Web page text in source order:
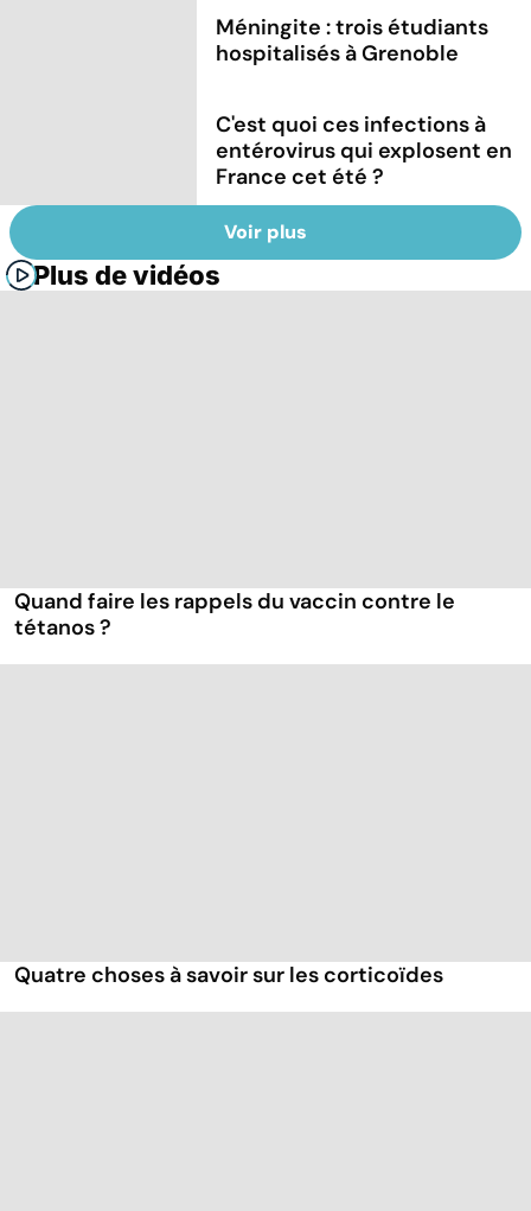
Méningite : trois étudiants
hospitalisés à Grenoble
C'est quoi ces infections à
entérovirus qui explosent en
France cet été ?
Voir plus
Plus de vidéos
Quand faire les rappels du vaccin contre le
tétanos ?
Quatre choses à savoir sur les corticoïdes